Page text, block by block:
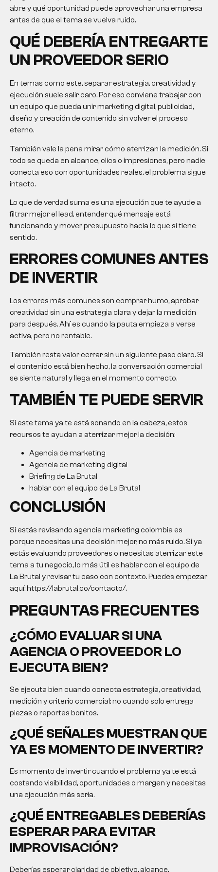
abre y qué oportunidad puede aprovechar una empresa
antes de que el tema se vuelva ruido.
QUÉ DEBERÍA ENTREGARTE
UN PROVEEDOR SERIO
En temas como este, separar estrategia, creatividad y
ejecución suele salir caro. Por eso conviene trabajar con
un equipo que pueda unir marketing digital, publicidad,
diseño y creación de contenido sin volver el proceso
eterno.
También vale la pena mirar cómo aterrizan la medición. Si
todo se queda en alcance, clics o impresiones, pero nadie
conecta eso con oportunidades reales, el problema sigue
intacto.
Lo que de verdad suma es una ejecución que te ayude a
filtrar mejor el lead, entender qué mensaje está
funcionando y mover presupuesto hacia lo que sí tiene
sentido.
ERRORES COMUNES ANTES
DE INVERTIR
Los errores más comunes son comprar humo, aprobar
creatividad sin una estrategia clara y dejar la medición
para después. Ahí es cuando la pauta empieza a verse
activa, pero no rentable.
También resta valor cerrar sin un siguiente paso claro. Si
el contenido está bien hecho, la conversación comercial
se siente natural y llega en el momento correcto.
TAMBIÉN TE PUEDE SERVIR
Si este tema ya te está sonando en la cabeza, estos
recursos te ayudan a aterrizar mejor la decisión:
Agencia de marketing
Agencia de marketing digital
Briefing de La Brutal
hablar con el equipo de La Brutal
CONCLUSIÓN
Si estás revisando agencia marketing colombia es
porque necesitas una decisión mejor, no más ruido. Si ya
estás evaluando proveedores o necesitas aterrizar este
tema a tu negocio, lo más útil es hablar con el equipo de
La Brutal y revisar tu caso con contexto. Puedes empezar
aquí: https://labrutal.co/contacto/.
PREGUNTAS FRECUENTES
¿CÓMO EVALUAR SI UNA
AGENCIA O PROVEEDOR LO
EJECUTA BIEN?
Se ejecuta bien cuando conecta estrategia, creatividad,
medición y criterio comercial; no cuando solo entrega
piezas o reportes bonitos.
¿QUÉ SEÑALES MUESTRAN QUE
YA ES MOMENTO DE INVERTIR?
Es momento de invertir cuando el problema ya te está
costando visibilidad, oportunidades o margen y necesitas
una ejecución más seria.
¿QUÉ ENTREGABLES DEBERÍAS
ESPERAR PARA EVITAR
IMPROVISACIÓN?
Deberías esperar claridad de objetivo, alcance,